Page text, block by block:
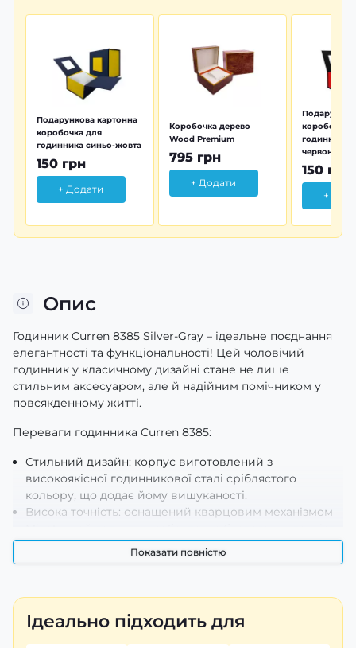
Подарункова картонна
коробочка для
годинника синьо-жовта
150 грн
+ Додати
Коробочка дерево
Wood Premium
795 грн
+ Додати
коробочка
годинника
червона
150 грн
+
Опис
Годинник Curren 8385 Silver-Gray – ідеальне поєднання
елегантності та функціональності! Цей чоловічий
годинник у класичному дизайні стане не лише
стильним аксесуаром, але й надійним помічником у
повсякденному житті.
Переваги годинника Curren 8385:
Стильний дизайн: корпус виготовлений з
високоякісної годинникової сталі сріблястого
кольору, що додає йому вишуканості.
Висока точність: оснащений кварцовим механізмом
ходу.
Стійкість до подряпин: мінеральне скло захищає від
аксесуара.
Водонепроникність: з можливістю занурення до 30 м,
ви можете не хвилюватися про побутові
Показати повністю
Ідеально підходить для